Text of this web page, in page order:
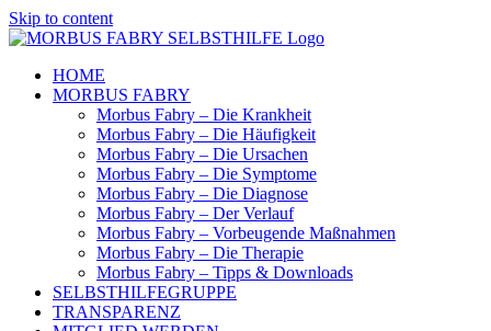
Skip to content
HOME
MORBUS FABRY
Morbus Fabry – Die Krankheit
Morbus Fabry – Die Häufigkeit
Morbus Fabry – Die Ursachen
Morbus Fabry – Die Symptome
Morbus Fabry – Die Diagnose
Morbus Fabry – Der Verlauf
Morbus Fabry – Vorbeugende Maßnahmen
Morbus Fabry – Die Therapie
Morbus Fabry – Tipps & Downloads
SELBSTHILFEGRUPPE
TRANSPARENZ